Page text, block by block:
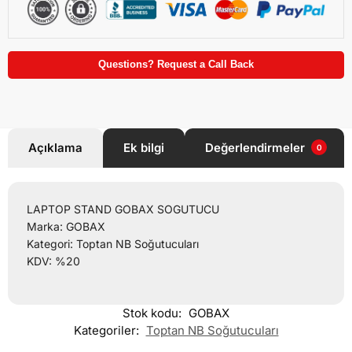
Questions? Request a Call Back
Açıklama Ek bilgi Değerlendirmeler 0
LAPTOP STAND GOBAX SOGUTUCU
Marka: GOBAX
Kategori: Toptan NB Soğutucuları
KDV: %20
Stok kodu: GOBAX
Kategoriler: Toptan NB Soğutucuları